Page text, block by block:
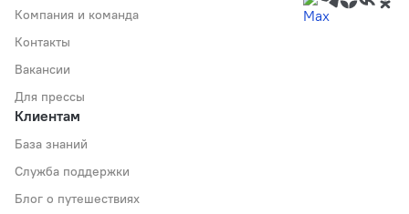
Компания и команда
Контакты
Вакансии
Для прессы
Клиентам
База знаний
Служба поддержки
Блог о путешествиях